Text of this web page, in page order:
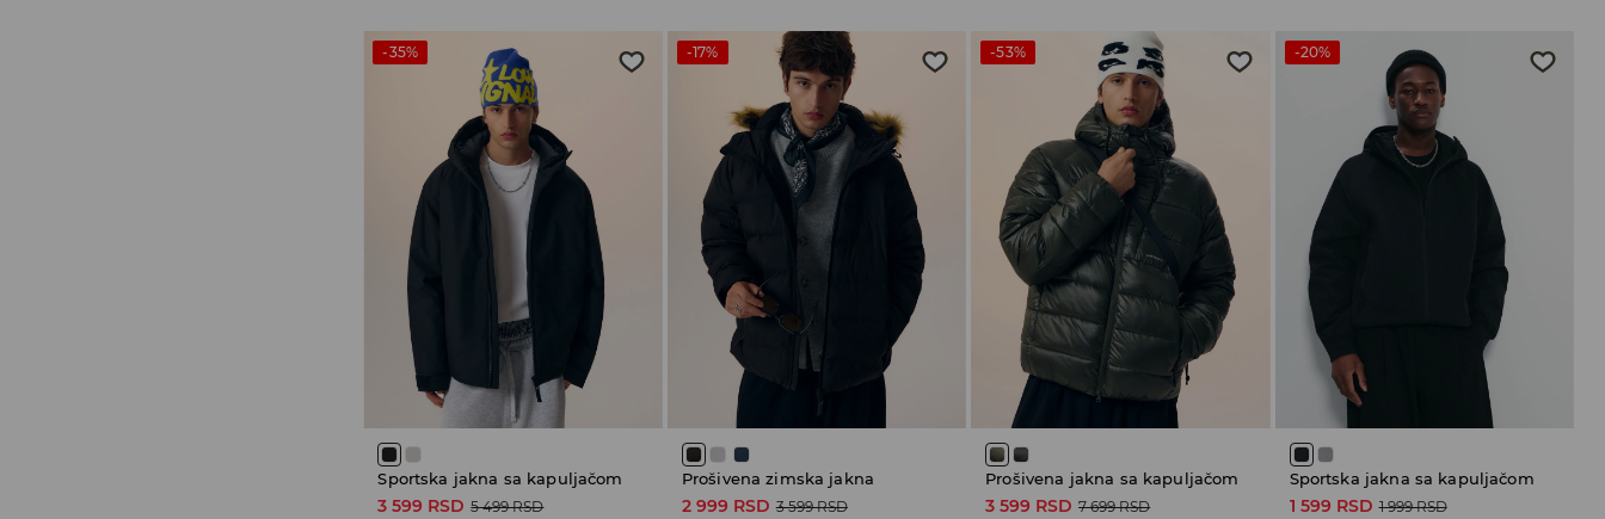
-35%
Sportska jakna sa kapuljačom
3 599 RSD 5 499 RSD
-17%
Prošivena zimska jakna
2 999 RSD 3 599 RSD
-53%
Prošivena jakna sa kapuljačom
3 599 RSD 7 699 RSD
-20%
Sportska jakna sa kapuljačom
1 599 RSD 1 999 RSD